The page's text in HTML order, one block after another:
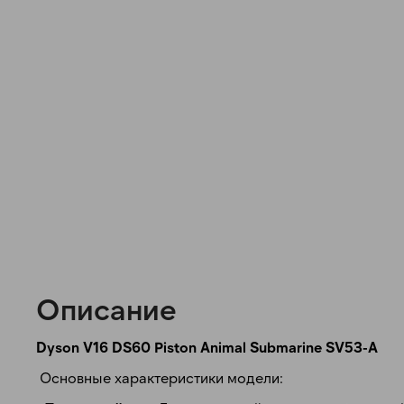
Описание
Dyson V16 DS60 Piston Animal Submarine SV53-A
Основные характеристики модели: